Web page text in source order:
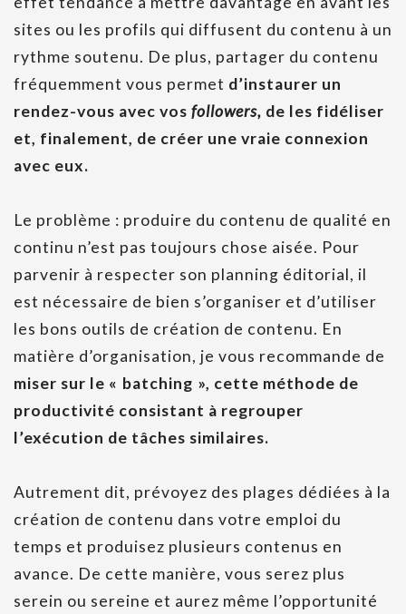
sites ou les profils qui diffusent du contenu à un
rythme soutenu. De plus, partager du contenu
fréquemment vous permet d’instaurer un
rendez-vous avec vos followers, de les fidéliser
et, finalement, de créer une vraie connexion
avec eux.
Le problème : produire du contenu de qualité en
continu n’est pas toujours chose aisée. Pour
parvenir à respecter son planning éditorial, il
est nécessaire de bien s’organiser et d’utiliser
les bons outils de création de contenu. En
matière d’organisation, je vous recommande de
miser sur le « batching », cette méthode de
productivité consistant à regrouper
l’exécution de tâches similaires.
Autrement dit, prévoyez des plages dédiées à la
création de contenu dans votre emploi du
temps et produisez plusieurs contenus en
avance. De cette manière, vous serez plus
serein ou sereine et aurez même l’opportunité